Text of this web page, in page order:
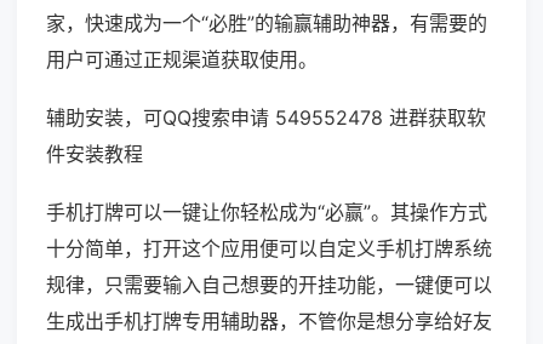
家，快速成为一个“必胜”的输赢辅助神器，有需要的
用户可通过正规渠道获取使用。
辅助安装，可QQ搜索申请 549552478 进群获取软
件安装教程
手机打牌可以一键让你轻松成为“必赢”。其操作方式
十分简单，打开这个应用便可以自定义手机打牌系统
规律，只需要输入自己想要的开挂功能，一键便可以
生成出手机打牌专用辅助器，不管你是想分享给好友